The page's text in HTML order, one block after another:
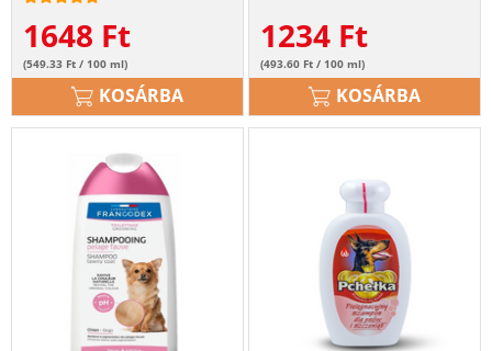
1648 Ft
(549.33 Ft / 100 ml)
KOSÁRBA
1234 Ft
(493.60 Ft / 100 ml)
KOSÁRBA